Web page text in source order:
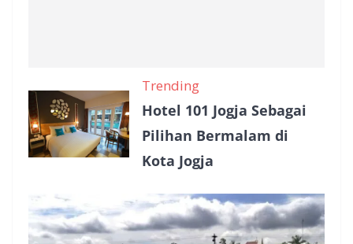
Trending
Hotel 101 Jogja Sebagai
Pilihan Bermalam di
Kota Jogja